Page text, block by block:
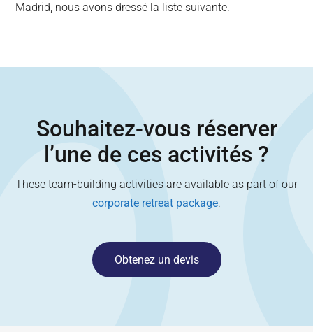
Madrid, nous avons dressé la liste suivante.
Souhaitez-vous réserver
l’une de ces activités ?
These team-building activities are available as part of our
corporate retreat package.
Obtenez un devis